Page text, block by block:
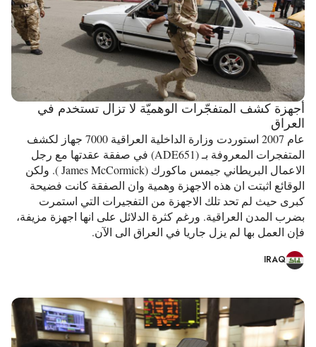
أجهزة كشف المتفجّرات الوهميّة لا تزال تستخدم في
العراق
عام 2007 استوردت وزارة الداخلية العراقية 7000 جهاز لكشف
المتفجرات المعروفة بـ (ADE651) في صفقة عقدتها مع رجل
الاعمال البريطاني جيمس ماكورك (James McCormick ). ولكن
الوقائع اثبتت ان هذه الاجهزة وهمية وان الصفقة كانت فضيحة
كبرى حيث لم تحد تلك الاجهزة من التفجيرات التي استمرت
بضرب المدن العراقية. ورغم كثرة الدلائل على انها اجهزة مزيفة،
فإن العمل بها لم يزل جاريا في العراق الى الآن.
IRAQ